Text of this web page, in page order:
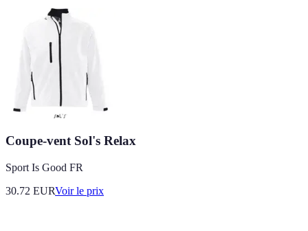
Coupe-vent Sol's Relax
Sport Is Good FR
30.72 EURVoir le prix